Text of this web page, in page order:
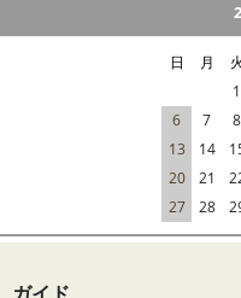
日 月 火
1
6
7 8
13
14
20
21
27
28